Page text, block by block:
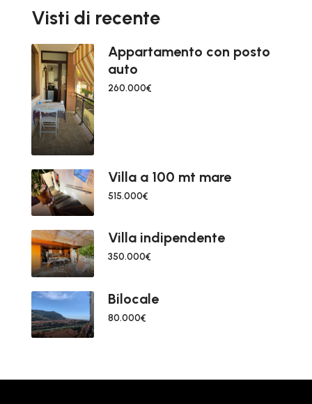
Visti di recente
Appartamento con posto
auto
260.000€
Villa a 100 mt mare
515.000€
Villa indipendente
350.000€
Bilocale
80.000€